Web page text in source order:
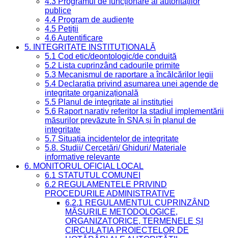
publice
4.4 Program de audiențe
4.5 Petiții
4.6 Autentificare
5. INTEGRITATE INSTITUȚIONALĂ
5.1 Cod etic/deontologic/de conduită
5.2 Lista cuprinzând cadourile primite
5.3 Mecanismul de raportare a încălcărilor legii
5.4 Declarația privind asumarea unei agende de
integritate organizațională
5.5 Planul de integritate al instituției
5.6 Raport narativ referitor la stadiul implementării
măsurilor prevăzute în SNA și în planul de
integritate
5.7 Situația incidentelor de integritate
5.8. Studii/ Cercetări/ Ghiduri/ Materiale
informative relevante
6. MONITORUL OFICIAL LOCAL
6.1 STATUTUL COMUNEI
6.2 REGULAMENTELE PRIVIND
PROCEDURILE ADMINISTRATIVE
6.2.1 REGULAMENTUL CUPRINZÂND
MĂSURILE METODOLOGICE,
ORGANIZATORICE, TERMENELE ȘI
CIRCULAȚIA PROIECTELOR DE